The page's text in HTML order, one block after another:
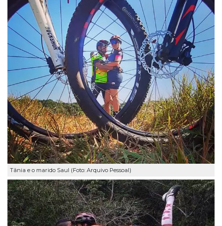
Tânia e o marido Saul (Foto: Arquivo Pessoal)